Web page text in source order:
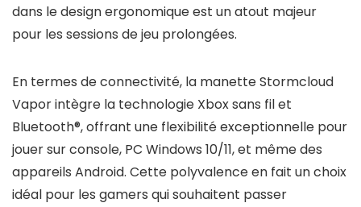
dans le design ergonomique est un atout majeur
pour les sessions de jeu prolongées.
En termes de connectivité, la manette Stormcloud
Vapor intègre la technologie Xbox sans fil et
Bluetooth®, offrant une flexibilité exceptionnelle pour
jouer sur console, PC Windows 10/11, et même des
appareils Android. Cette polyvalence en fait un choix
idéal pour les gamers qui souhaitent passer